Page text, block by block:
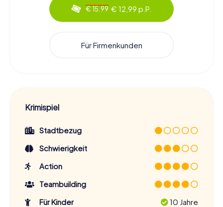
€ 15,99 € 12,99 p.P.
Für Firmenkunden
Krimispiel
Stadtbezug
Schwierigkeit
Action
Teambuilding
Für Kinder
10 Jahre